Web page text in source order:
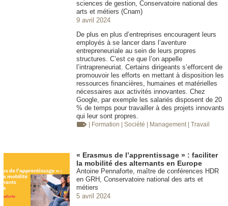
sciences de gestion, Conservatoire national des
arts et métiers (Cnam)
9 avril 2024
De plus en plus d’entreprises encouragent leurs
employés à se lancer dans l’aventure
entrepreneuriale au sein de leurs propres
structures. C’est ce que l’on appelle
l’intrapreneuriat. Certains dirigeants s’efforcent de
promouvoir les efforts en mettant à disposition les
ressources financières, humaines et matérielles
nécessaires aux activités innovantes. Chez
Google, par exemple les salariés disposent de 20
% de temps pour travailler à des projets innovants
qui leur sont propres.
| Formation | Société | Management | Travail
« Erasmus de l’apprentissage » : faciliter
la mobilité des alternants en Europe
Antoine Pennaforte, maître de conférences HDR
en GRH, Conservatoire national des arts et
métiers
5 avril 2024